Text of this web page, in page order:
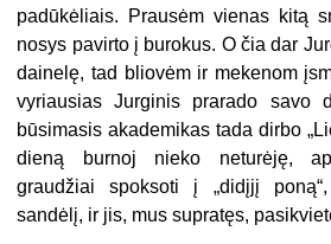
padūkėliais. Prausėm vienas kitą
nosys pavirto į burokus. O čia dar
dainelę, tad bliovėm ir mekenom
vyriausias Jurginis prarado savo
būsimasis akademikas tada dirbo
dieną burnoj nieko neturėję,
graudžiai spoksoti į „didįjį
sandėlį, ir jis, mus supratęs,